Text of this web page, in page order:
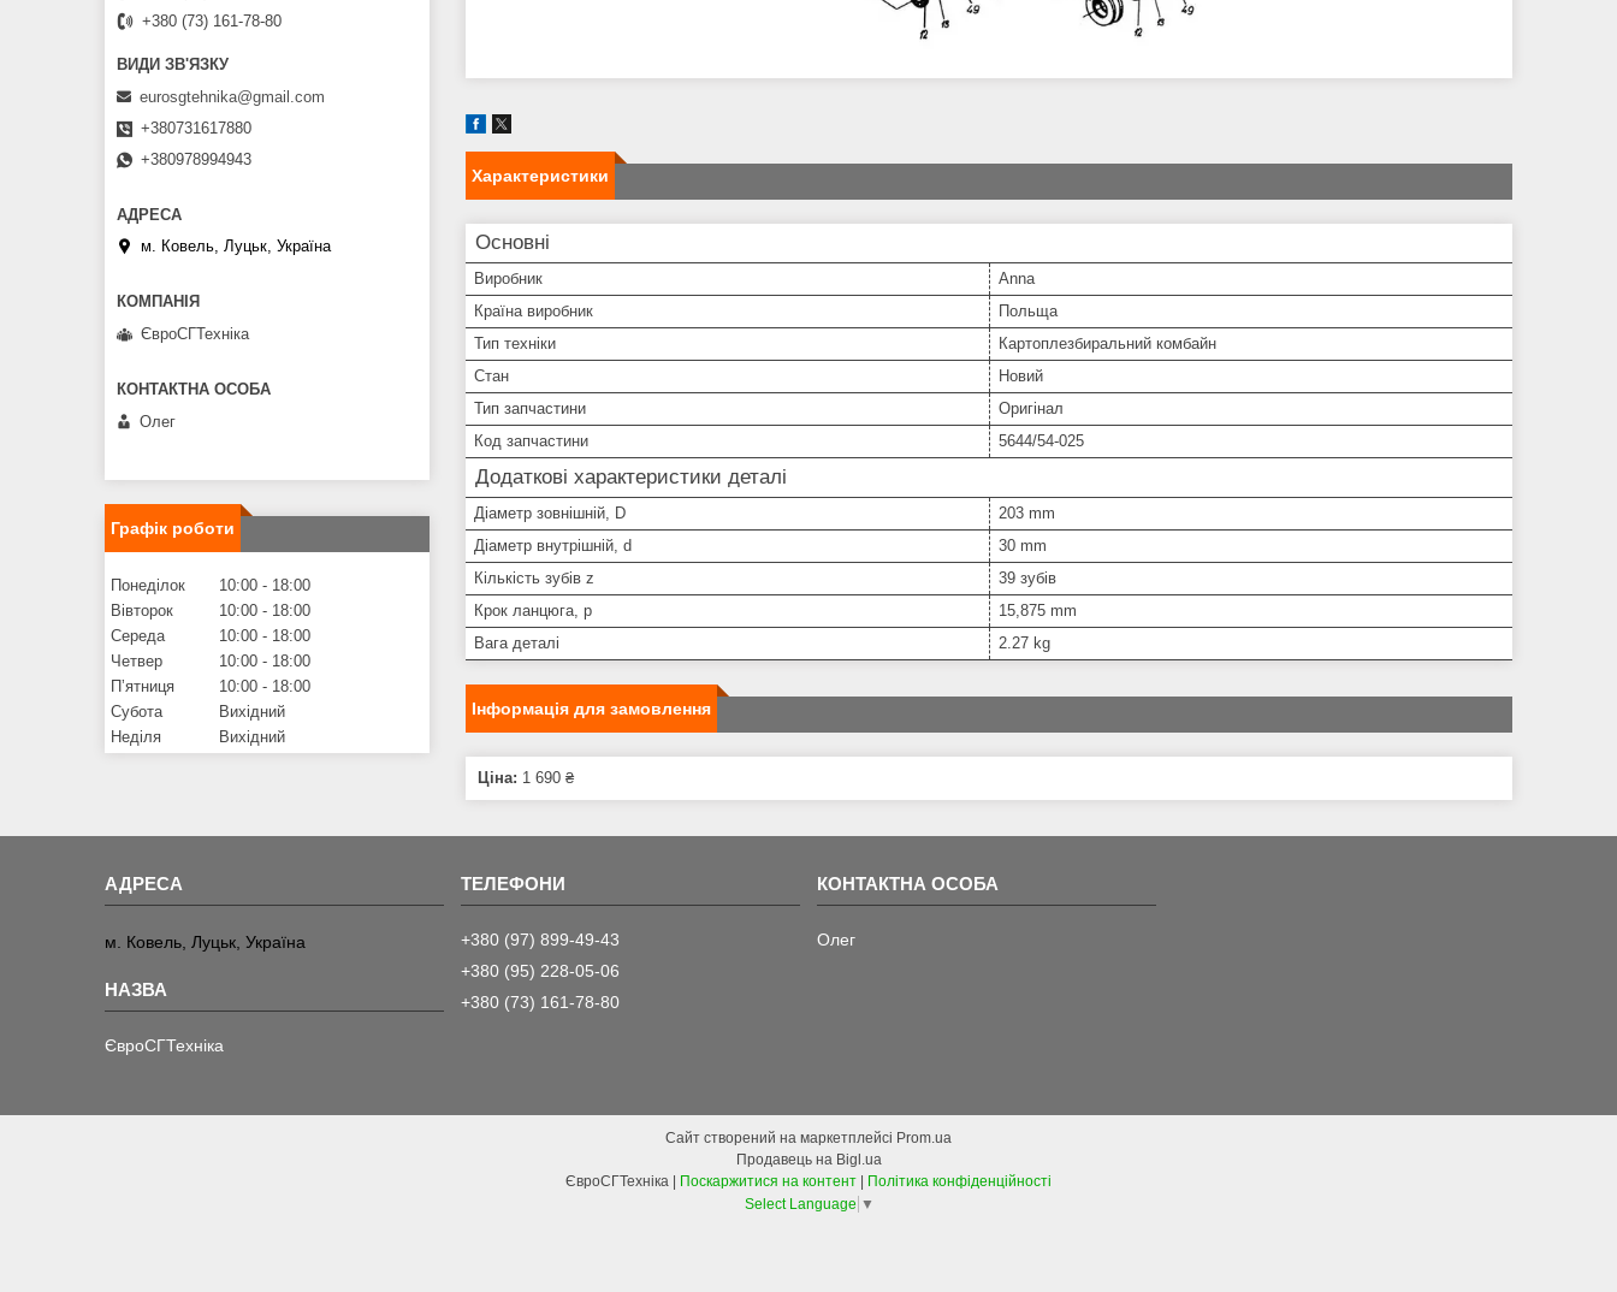
Характеристики
Основні
Виробник
Anna
Країна виробник
Польща
Тип техніки
Картоплезбиральний комбайн
Стан
Новий
Тип запчастини
Оригінал
Код запчастини
5644/54-025
Додаткові характеристики деталі
Діаметр зовнішній, D
203 mm
Діаметр внутрішній, d
30 mm
Кількість зубів z
39 зубів
Крок ланцюга, p
15,875 mm
Вага деталі
2.27 kg
Інформація для замовлення
Ціна: 1 690 ₴
+380 (73) 161-78-80
eurosgtehnika@gmail.com
+380731617880
+380978994943
м. Ковель, Луцьк, Україна
ЄвроСГТехніка
Олег
Графік роботи
Понеділок 10:00
18:00
Вівторок
10:00
18:00
Середа
10:00
18:00
Четвер
10:00
18:00
Пʼятниця
10:00
18:00
Субота
Вихідний
Неділя
Вихідний
м. Ковель, Луцьк, Україна
ЄвроСГТехніка
+380 (97) 899-49-43
+380 (95) 228-05-06
+380 (73) 161-78-80
Олег
Сайт створений на маркетплейсі Prom.ua
Продавець на Bigl.ua
ЄвроСГТехніка | Поскаржитися на контент | Політика конфіденційності
Select Language ▼